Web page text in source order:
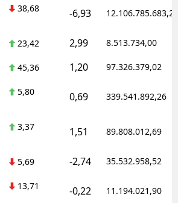
38,68 -6,93 12.106.785.683,20
23,42 2,99 8.513.734,00
45,36 1,20 97.326.379,02
5,80 0,69 339.541.892,26
3,37 1,51 89.808.012,69
5,69 -2,74 35.532.958,52
13,71 -0,22 11.194.021,90